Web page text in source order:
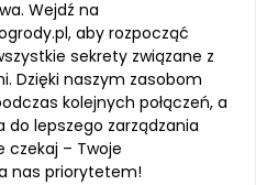
Wejdź na
aby rozpocząć
sekrety związane z
Dzięki naszym zasobom
kolejnych połączeń, a
do lepszego zarządzania
czekaj – Twoje
nas priorytetem!